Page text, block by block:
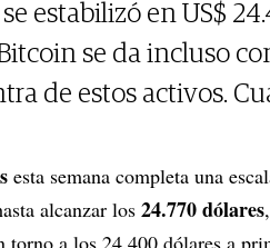
estabilizó en US$
se da incluso
de estos activos.
esta semana completa una
alcanzar los 24.770 dólares
torno a los 24.400 dólares a